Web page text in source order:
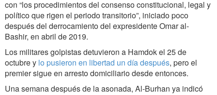
con “los procedimientos del consenso constitucional, legal y
político que rigen el periodo transitorio”, iniciado poco
después del derrocamiento del expresidente Omar al-
Bashir, en abril de 2019.
Los militares golpistas detuvieron a Hamdok el 25 de
octubre y lo pusieron en libertad un día después, pero el
premier sigue en arresto domiciliario desde entonces.
Una semana después de la asonada, Al-Burhan ya indicó